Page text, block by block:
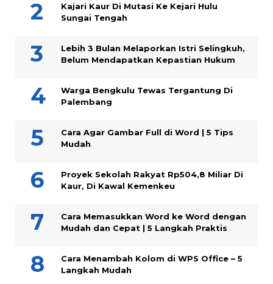
Kajari Kaur Di Mutasi Ke Kejari Hulu
Sungai Tengah
Lebih 3 Bulan Melaporkan Istri Selingkuh,
Belum Mendapatkan Kepastian Hukum
Warga Bengkulu Tewas Tergantung Di
Palembang
Cara Agar Gambar Full di Word | 5 Tips
Mudah
Proyek Sekolah Rakyat Rp504,8 Miliar Di
Kaur, Di Kawal Kemenkeu
Cara Memasukkan Word ke Word dengan
Mudah dan Cepat | 5 Langkah Praktis
Cara Menambah Kolom di WPS Office – 5
Langkah Mudah